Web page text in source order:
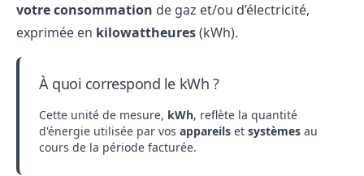
votre consommation de gaz et/ou d’électricité,
exprimée en kilowattheures(kWh).
À quoi correspond le kWh ?
Cette unité de mesure, kWh, reflète la quantité
d'énergie utilisée par vos appareils et systèmes au
cours de la période facturée.